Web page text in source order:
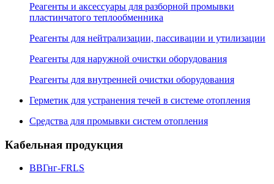
Реагенты и аксессуары для разборной промывки
пластинчатого теплообменника
Реагенты для нейтрализации, пассивации и утилизации
Реагенты для наружной очистки оборудования
Реагенты для внутренней очистки оборудования
Герметик для устранения течей в системе отопления
Средства для промывки систем отопления
Кабельная продукция
ВВГнг-FRLS